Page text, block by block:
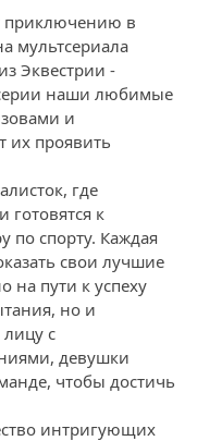
приключению в
мультсериала
Эквестрии -
наши любимые
и
их проявить
где
к
спорту. Каждая
свои лучшие
на пути к успеху
но и
с
девушки
чтобы достичь
интригующих